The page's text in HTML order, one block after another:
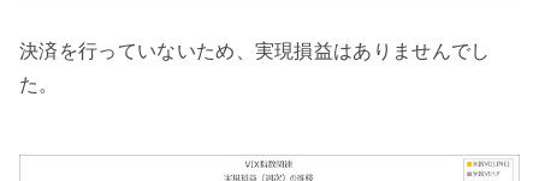
決済を行っていないため、実現損益はありませんでし
た。